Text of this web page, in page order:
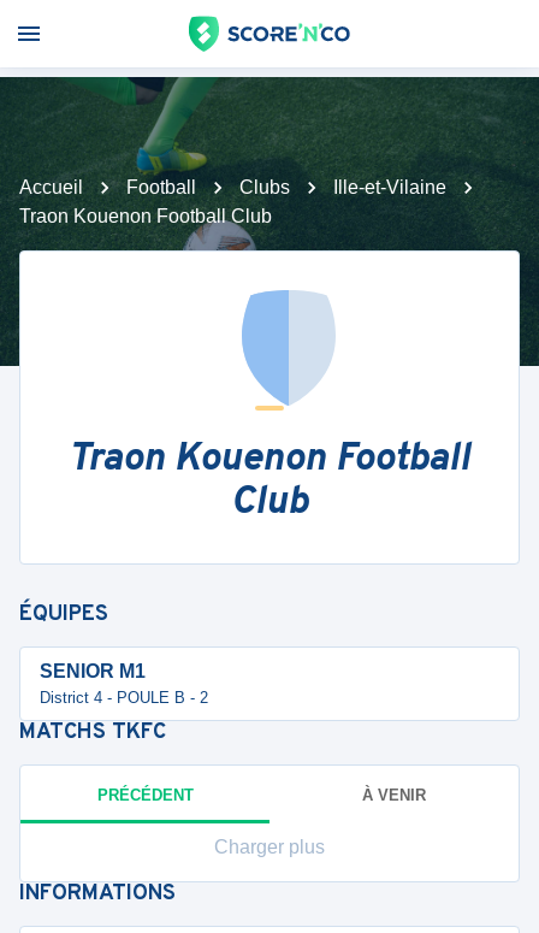
Accueil Football Clubs
Ille-et-Vilaine
Traon Kouenon Football Club
Traon Kouenon Football
Club
ÉQUIPES
SENIOR M1
District 4 - POULE B - 2
MATCHS TKFC
PRÉCÉDENT À VENIR
Charger plus
INFORMATIONS